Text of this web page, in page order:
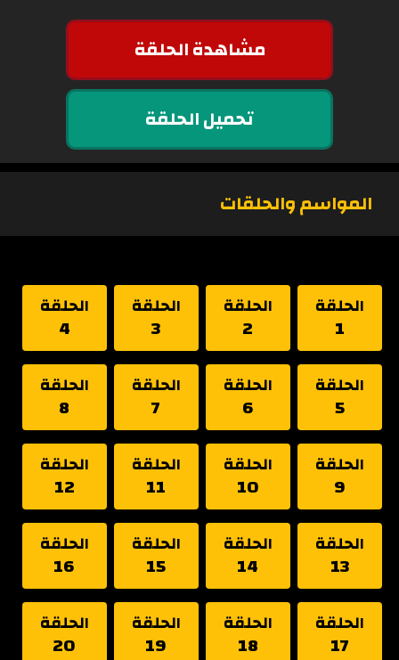
مشاهدة الحلقة
تحميل الحلقة
المواسم والحلقات
الحلقة
1
الحلقة
2
الحلقة
3
الحلقة
4
الحلقة
5
الحلقة
6
الحلقة
7
الحلقة
8
الحلقة
9
الحلقة
10
الحلقة
11
الحلقة
12
الحلقة
13
الحلقة
14
الحلقة
15
الحلقة
16
الحلقة
17
الحلقة
18
الحلقة
19
الحلقة
20